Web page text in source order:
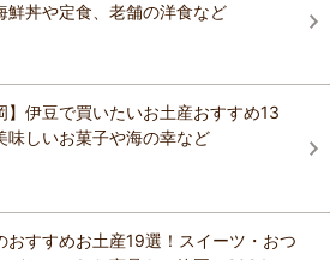
鮮丼や定食、老舗の洋食など
】伊豆で買いたいお土産おすすめ13
味しいお菓子や海の幸など
おすすめお土産19選！スイーツ・おつ